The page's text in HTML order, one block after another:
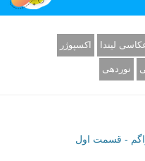
لیندا اکسپوژر
نوردهی
- قسمت اول